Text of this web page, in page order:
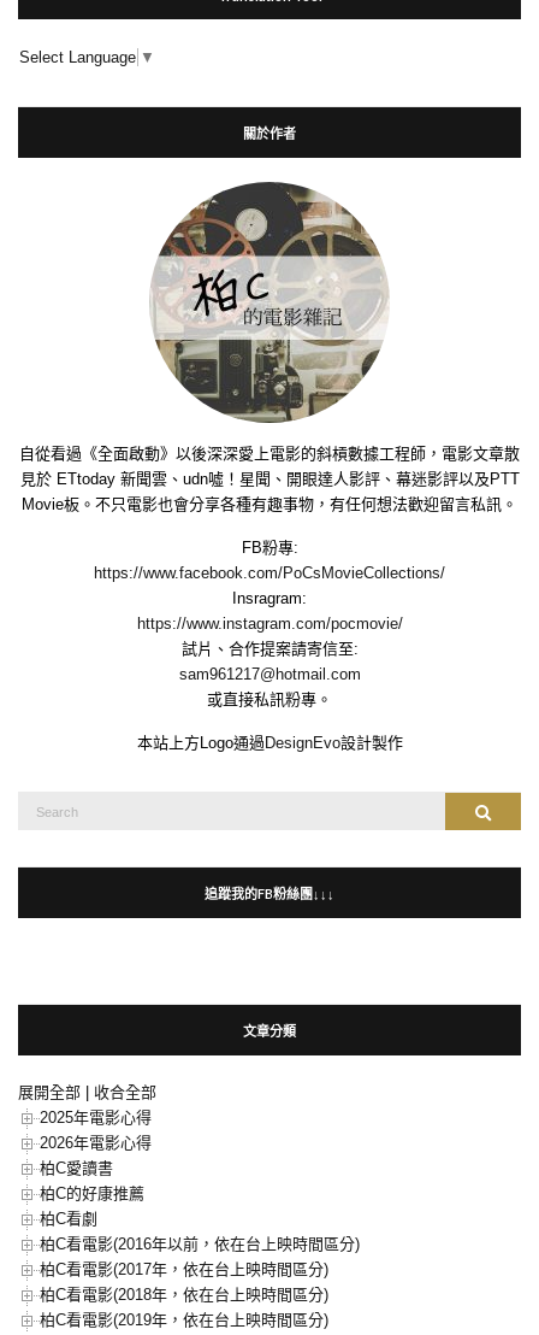
Select Language ▼
關於作者
自從看過《全面啟動》以後深深愛上電影的斜槓數據工程師，電影文章散
見於 ETtoday 新聞雲、udn噓！星聞、開眼達人影評、幕迷影評以及PTT
Movie板。不只電影也會分享各種有趣事物，有任何想法歡迎留言私訊。
FB粉專:
https://www.facebook.com/PoCsMovieCollections/
Insragram:
https://www.instagram.com/pocmovie/
試片、合作提案請寄信至:
sam961217@hotmail.com
或直接私訊粉專。
本站上方Logo通過 DesignEvo設計製作
Search
Search
追蹤我的FB粉絲團↓↓↓
文章分類
展開全部
收合全部
2025年電影心得
2026年電影心得
柏C愛讀書
柏C的好康推薦
柏C看劇
柏C看電影(2016年以前，依在台上映時間區分)
柏C看電影(2017年，依在台上映時間區分)
柏C看電影(2018年，依在台上映時間區分)
柏C看電影(2019年，依在台上映時間區分)